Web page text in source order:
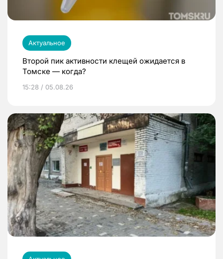
Актуальное
Второй пик активности клещей ожидается в
Томске — когда?
15:28 / 05.08.26